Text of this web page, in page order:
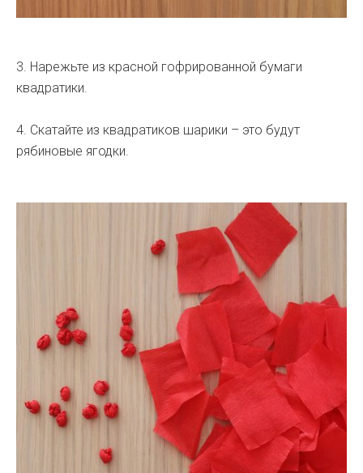
3. Нарежьте из красной гофрированной бумаги
квадратики.
4. Скатайте из квадратиков шарики – это будут
рябиновые ягодки.